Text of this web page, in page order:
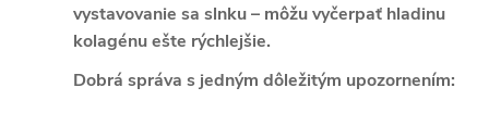
vystavovanie sa slnku – môžu vyčerpať hladinu
kolagénu ešte rýchlejšie.
Dobrá správa s jedným dôležitým upozornením: